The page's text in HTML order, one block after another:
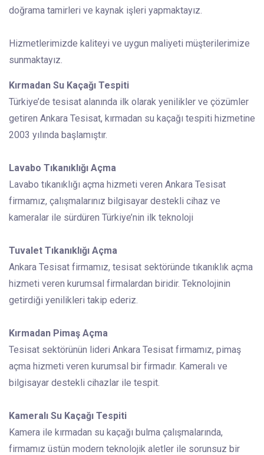
doğrama tamirleri ve kaynak işleri yapmaktayız.
Hizmetlerimizde kaliteyi ve uygun maliyeti müşterilerimize
sunmaktayız.
Kırmadan Su Kaçağı Tespiti
Türkiye’de tesisat alanında ilk olarak yenilikler ve çözümler
getiren Ankara Tesisat, kırmadan su kaçağı tespiti hizmetine
2003 yılında başlamıştır.
Lavabo Tıkanıklığı Açma
Lavabo tıkanıklığı açma hizmeti veren Ankara Tesisat
firmamız, çalışmalarınız bilgisayar destekli cihaz ve
kameralar ile sürdüren Türkiye’nin ilk teknoloji
Tuvalet Tıkanıklığı Açma
Ankara Tesisat firmamız, tesisat sektöründe tıkanıklık açma
hizmeti veren kurumsal firmalardan biridir. Teknolojinin
getirdiği yenilikleri takip ederiz.
Kırmadan Pimaş Açma
Tesisat sektörünün lideri Ankara Tesisat firmamız, pimaş
açma hizmeti veren kurumsal bir firmadır. Kameralı ve
bilgisayar destekli cihazlar ile tespit.
Kameralı Su Kaçağı Tespiti
Kamera ile kırmadan su kaçağı bulma çalışmalarında,
firmamız üstün modern teknolojik aletler ile sorunsuz bir